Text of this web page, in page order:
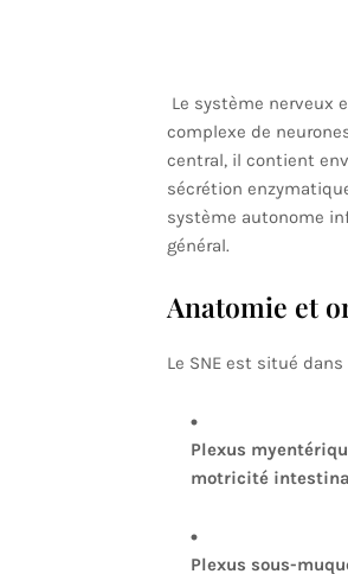
Le système nerveux
complexe de
central, il contient
sécrétion
système autonome
général.
Anatomie et
Le SNE est situé dans
Plexus
motricité
Plexus sous-